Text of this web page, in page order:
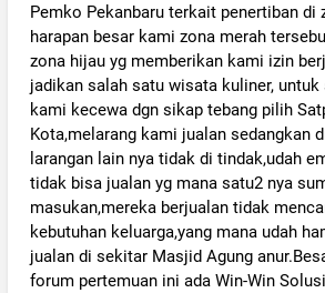
Pemko Pekanbaru terkait penertiban di
harapan besar kami zona merah
zona hijau yg memberikan kami izin
jadikan salah satu wisata kuliner,
kami kecewa dgn sikap tebang pilih
Kota,melarang kami jualan sedangkan
larangan lain nya tidak di tindak,udah
tidak bisa jualan yg mana satu2 nya
masukan,mereka berjualan tidak
kebutuhan keluarga,yang mana udah
jualan di sekitar Masjid Agung
forum pertemuan ini ada Win-Win